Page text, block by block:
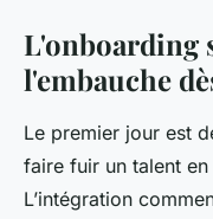
L'onboarding
l'embauche
Le premier jour est
faire fuir un talent
L’intégration